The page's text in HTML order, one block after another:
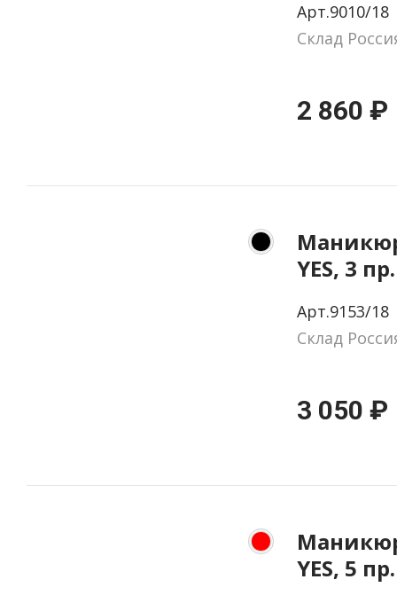
цвет
Арт.9010/18
Склад
2 860 ₽
YES, 3
цвет
Арт.9153/18
Склад
3 050 ₽
YES, 5